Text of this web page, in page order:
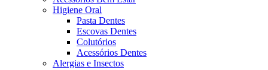
Higiene Oral
Pasta Dentes
Escovas Dentes
Colutórios
Acessórios Dentes
Alergias e Insectos